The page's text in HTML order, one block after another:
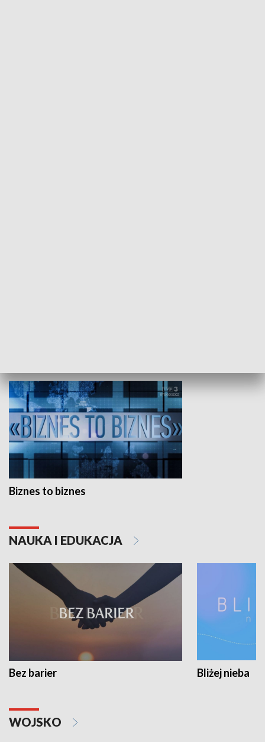
Biznes to biznes
NAUKA I EDUKACJA
Bez barier Bliżej nieba
WOJSKO